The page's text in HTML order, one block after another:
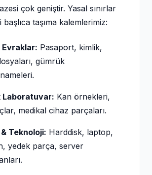
çok geniştir. Yasal sınırlar
başlıca taşıma kalemlerimiz:
Evraklar: Pasaport, kimlik,
gümrük
Laboratuvar: Kan örnekleri,
medikal cihaz parçaları.
Teknoloji: Harddisk, laptop,
yedek parça, server